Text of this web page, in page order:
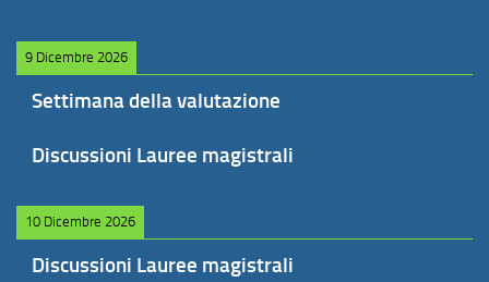
9 Dicembre 2026
Settimana della valutazione
Discussioni Lauree magistrali
10 Dicembre 2026
Discussioni Lauree magistrali